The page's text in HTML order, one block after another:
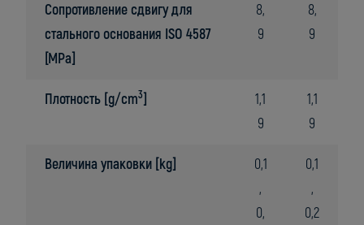
Сопротивление сдвигу для
стального основания ISO 4587
[MPa]
8,
9
8,
9
Плотность [g/cm3]
1,1
9
1,1
9
Величина упаковки [kg]
0,1
,
0,
0,1
,
0,2